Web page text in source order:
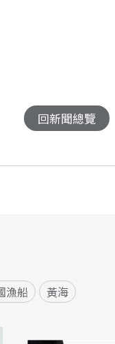
回新聞總覽
漁船 黃海